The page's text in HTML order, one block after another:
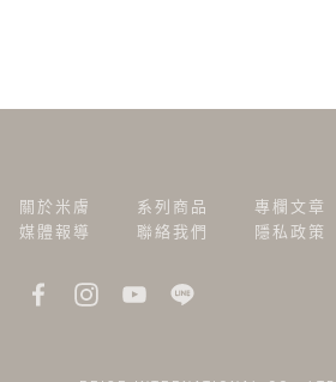
關於米膚 系列商品 專欄文章
媒體報導
聯絡我們 隱私政策